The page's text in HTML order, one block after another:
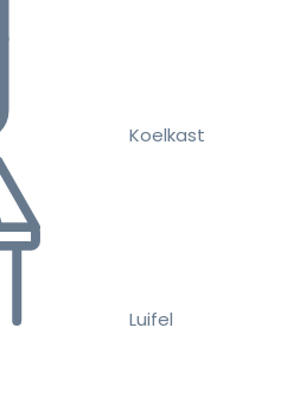
Koelkast
Luifel